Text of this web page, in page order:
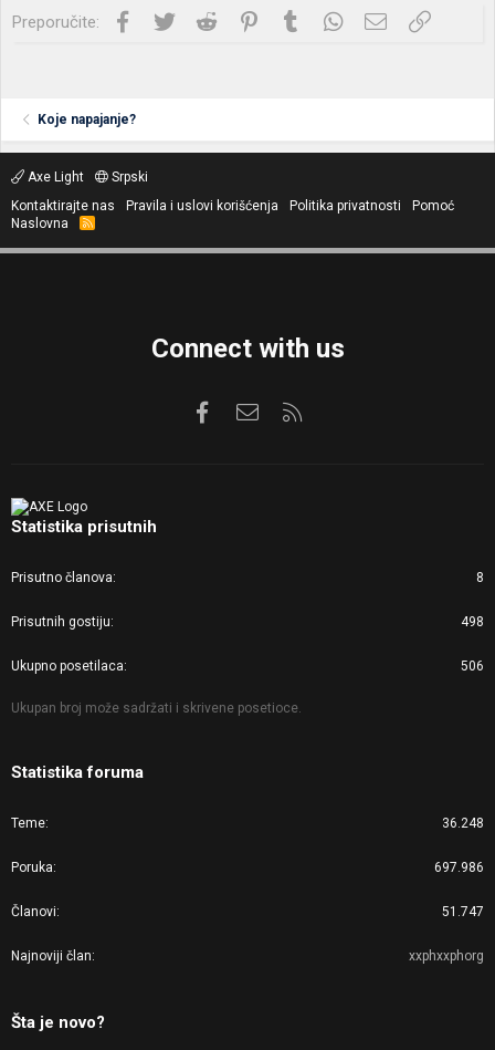
j
Preporučite: Facebook
Twitter Reddit PinterestTumblrWhatsApp
Imejl Link
Koje napajanje?
Axe Light
Srpski
Kontaktirajte nas
Pravila i uslovi korišćenja Politika privatnosti
Pomoć
Naslovna
R
S
Connect with us
FacebookKontaktirajte nas
Statistika prisutnih
Prisutno članova 8
Prisutnih gostiju 498
Ukupno posetilaca 506
Ukupan broj može sadržati i skrivene posetioce.
Statistika foruma
Teme 36.248
Poruka 697.986
Članovi 51.747
Najnoviji član xxphxxphorg
Šta je novo?